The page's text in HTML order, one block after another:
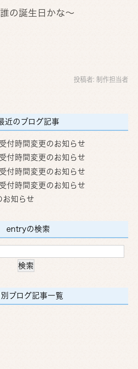
の誕生日かな～
投稿者: 制作担当者
近のブログ記事
付時間変更のお知らせ
付時間変更のお知らせ
付時間変更のお知らせ
付時間変更のお知らせ
お知らせ
entryの検索
別ブログ記事一覧